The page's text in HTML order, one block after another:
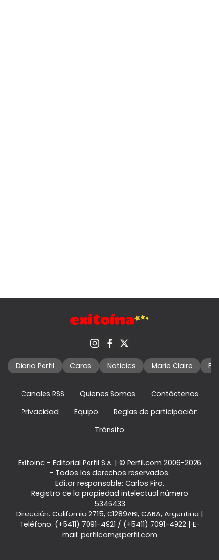
Diario Perfil Caras Noticias Marie Claire
Canales RSS Quienes Somos
Contáctenos
Privacidad
Equipo
Reglas de participación
Tránsito
Exitoina - Editorial Perfil S.A. | © Perfil.com 2006-2026
- Todos los derechos reservados.
Editor responsable: Carlos Piro.
Registro de la propiedad intelectual número
5346433
Dirección: California 2715, C1289ABI, CABA, Argentina |
Teléfono: (+5411) 7091-4921 / (+5411) 7091-4922| E-
mail: perfilcom@perfil.com